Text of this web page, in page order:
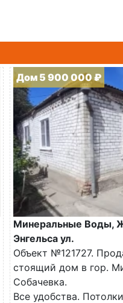
Дом 5 900 000 ₽
Минеральные Воды,
Энгельса ул.
Объект №121727.
стоящий дом в гор.
Собачевка.
Все удобства.